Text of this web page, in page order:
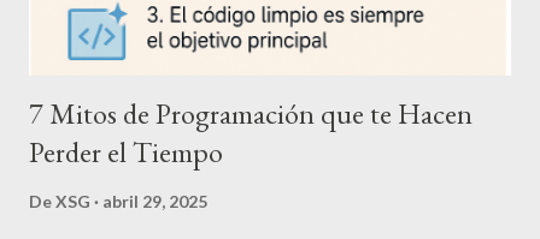
7 Mitos de Programación que te Hacen
Perder el Tiempo
DeXSG abril 29, 2025